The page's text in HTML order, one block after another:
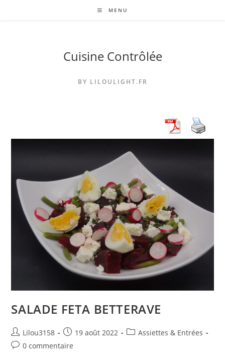
MENU
Cuisine Contrôlée
BY LILOULIGHT.FR
SALADE FETA BETTERAVE
Auteur/autrice
de
Lilou3158
Publication
publiée :
19 août 2022
PostAssiettes & Entrées
Commentaires
0 commentaire